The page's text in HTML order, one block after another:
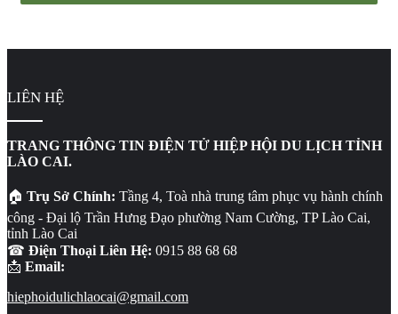
bạn
LIÊN HỆ
TRANG THÔNG TIN ĐIỆN TỬ HIỆP HỘI DU LỊCH TỈNH
LÀO CAI.
🏠 Trụ Sở Chính: Tầng 4, Toà nhà trung tâm phục vụ hành chính
công - Đại lộ Trần Hưng Đạo phường Nam Cường, TP Lào Cai,
tỉnh Lào Cai
☎ Điện Thoại Liên Hệ: 0915 88 68 68
📩 Email:
hiephoidulichlaocai@gmail.com